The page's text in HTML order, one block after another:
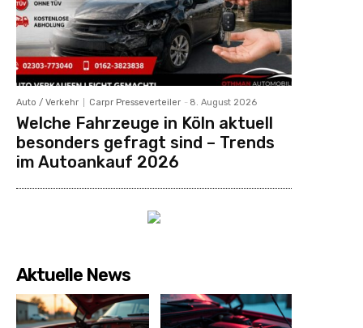
Auto / Verkehr Carpr Presseverteiler - 8. August 2026
Welche Fahrzeuge in Köln aktuell
besonders gefragt sind – Trends
im Autoankauf 2026
Aktuelle News